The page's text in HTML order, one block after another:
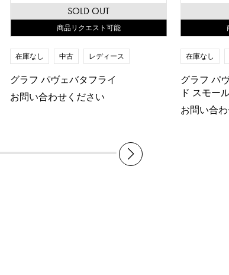
SOLD OUT
商品リクエスト可能
在庫なし 中古 レディース
グラフ パヴェバタフライ
お問い合わせください
在庫なし
グラフ パ
ド スモー
お問い合